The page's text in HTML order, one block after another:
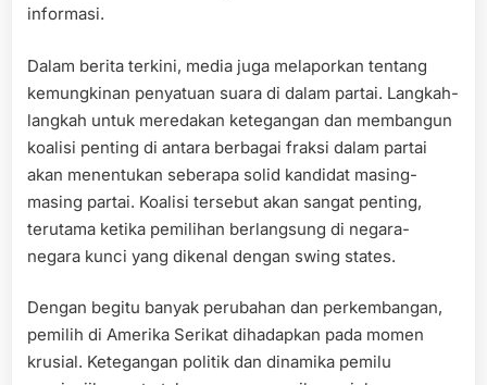
informasi.
Dalam berita terkini, media juga melaporkan tentang
kemungkinan penyatuan suara di dalam partai. Langkah-
langkah untuk meredakan ketegangan dan membangun
koalisi penting di antara berbagai fraksi dalam partai
akan menentukan seberapa solid kandidat masing-
masing partai. Koalisi tersebut akan sangat penting,
terutama ketika pemilihan berlangsung di negara-
negara kunci yang dikenal dengan swing states.
Dengan begitu banyak perubahan dan perkembangan,
pemilih di Amerika Serikat dihadapkan pada momen
krusial. Ketegangan politik dan dinamika pemilu